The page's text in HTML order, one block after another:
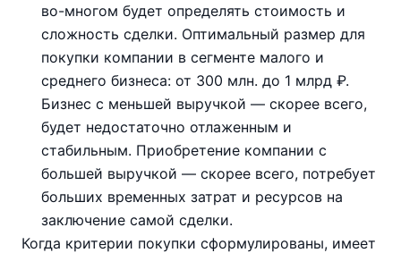
во-многом будет определять стоимость и
сложность сделки. Оптимальный размер для
покупки компании в сегменте малого и
среднего бизнеса: от 300 млн. до 1 млрд ₽.
Бизнес с меньшей выручкой — скорее всего,
будет недостаточно отлаженным и
стабильным. Приобретение компании с
большей выручкой — скорее всего, потребует
больших временных затрат и ресурсов на
заключение самой сделки.
Когда критерии покупки сформулированы, имеет